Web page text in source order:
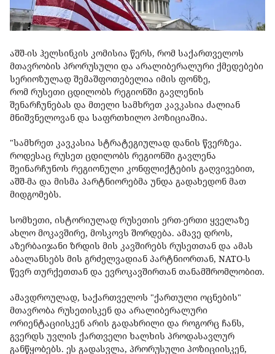
აშშ-ის ჰელსინკის კომისია წერს, რომ საქართველოს
მთავრობის პრორუსული და არალიბერალური ქმედებები
სერიოზულად შემაშფოთებელია იმის ფონზე,
რომ რუსეთი ცდილობს რეგიონში გავლენის
შენარჩუნებას და მთელი სამხრეთ კავკასია ძალიან
მნიშვნელოვან და საფრთხილო პოზიციაშია.
"სამხრეთ კავკასია სტრატეგიულად დანის წვერზეა.
როდესაც რუსეთ ცდილობს რეგიონში გავლენა
შეინარჩუნოს რეგიონული კონფლიქტების გაღვივებით,
აშშ-მა და მისმა პარტნიორებმა უნდა გადახედონ მათ
მიდგომებს.
სომხეთი, ისტორიულად რუსეთის ერთ-ერთი ყველაზე
ახლო მოკავშირე, მოსკოვს შორდება. ამავე დროს,
აზერბაიჯანი ზრდის მის კავშირებს რუსეთთან და ამას
აბალანსებს მის გრძელვადიან პარტნიორთან, NATO-ს
წევრ თურქეთთან და ევროკავშირთან თანამშრომლობით.
ამავდროულად, საქართველოს "ქართული ოცნების"
მთავრობა რუსეთისკენ და არალიბერალური
ორიენტაციისკენ არის გადახრილი და როგორც ჩანს,
გვერდს უვლის ქართველი ხალხის პროდასავლურ
განწყობებს. ეს გადასვლა, პრორუსული პოზიციისკენ,